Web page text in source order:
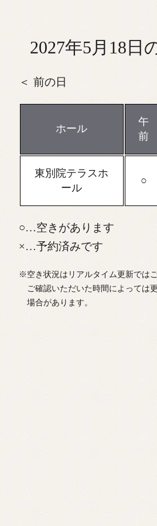
2027年5月18日
前の日
ホール
午
前
東別院テラスホ
ール
…空きがあります
…予約済みです
※空き状況はリアルタイム更新ではご
ご確認いただいた時間によっては
場合があります。